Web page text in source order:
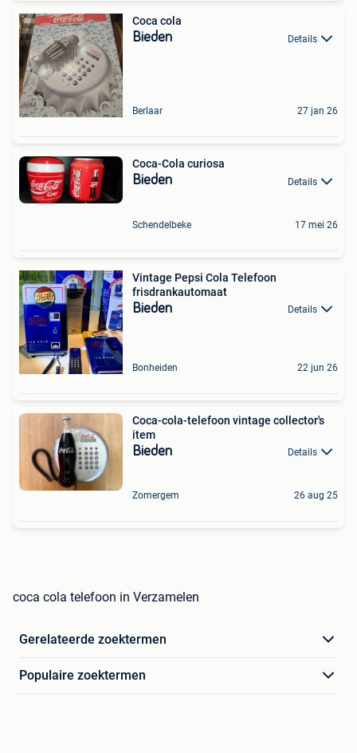
Coca cola
Bieden Details
Berlaar 27 jan 26
Coca-Cola curiosa
Bieden Details
Schendelbeke 17 mei 26
Vintage Pepsi Cola Telefoon
frisdrankautomaat
Bieden Details
Bonheiden 22 jun 26
Coca-cola-telefoon vintage collector's
item
Bieden Details
Zomergem 26 aug 25
coca cola telefoon in Verzamelen
Gerelateerde zoektermen
Populaire zoektermen